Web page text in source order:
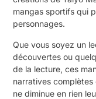
mangas sportifs qui
personnages.
Que vous soyez un
découvertes ou
de la lecture, ces
narratives
ne diminue en rien